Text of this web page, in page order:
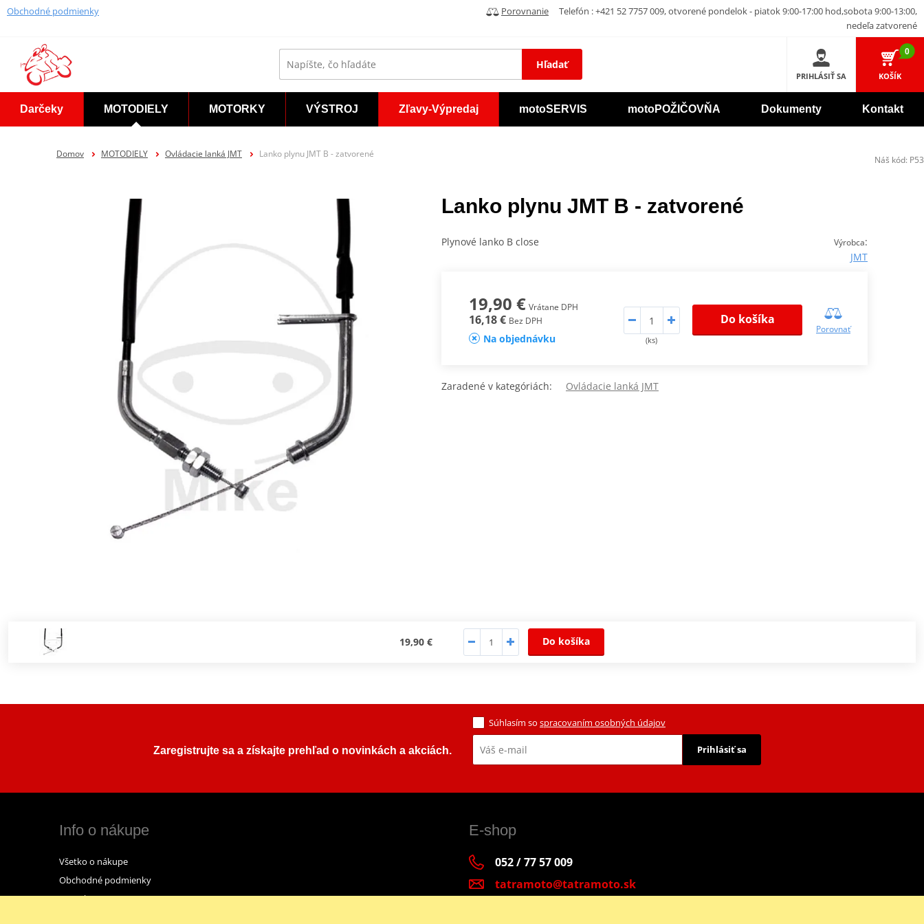
Obchodné podmienky Porovnanie
Telefón : +421 52 7757 009, otvorené pondelok - piatok 9:00-17:00 hod,sobota 9:00-13:00,
nedeľa zatvorené
Hľadať
PRIHLÁSIŤ SA
0
KOŠÍK
Darčeky MOTODIELY MOTORKY VÝSTROJ Zľavy-Výpredaj motoSERVIS motoPOŽIČOVŇA Dokumenty Kontakt
Domov MOTODIELY Ovládacie lanká JMT Lanko plynu JMT B - zatvorené
Lanko plynu JMT B - zatvorené
Výrobca:
JMT
Plynové lanko B close
19,90 € Vrátane DPH
16,18 € Bez DPH
Na objednávku (ks)
Do košíka
Porovnať
Zaradené v kategóriách: Ovládacie lanká JMT
19,90 € Do košíka
Náš kód: P53
Zaregistrujte sa a získajte prehľad o novinkách a akciách.
Súhlasím so spracovaním osobných údajov
Prihlásiť sa
Info o nákupe
Všetko o nákupe
Obchodné podmienky
Kontakt
E-shop
052 / 77 57 009
tatramoto@tatramoto.sk